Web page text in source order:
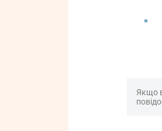
Якщо